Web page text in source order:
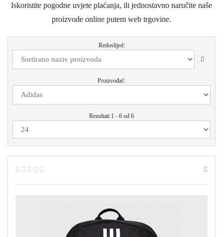
Iskoristite pogodne uvjete plaćanja, ili jednostavno naručite naše
proizvode online putem web trgovine.
Redoslijed:
Proizvođač:
Rezultati 1 - 6 od 6